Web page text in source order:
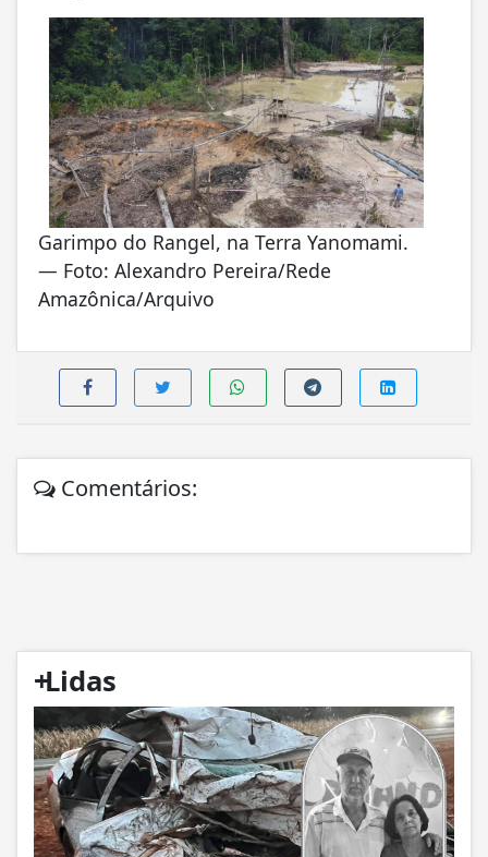
Garimpo do Rangel, na Terra Yanomami.
— Foto: Alexandro Pereira/Rede
Amazônica/Arquivo
Comentários:
+
Lidas